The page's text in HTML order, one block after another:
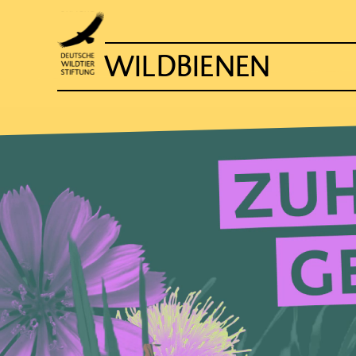
WILDBIENEN